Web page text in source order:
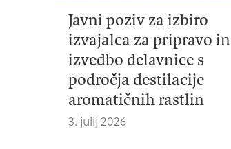
Javni poziv za izbiro
izvajalca za pripravo in
izvedbo delavnice s
področja destilacije
aromatičnih rastlin
3. julij 2026